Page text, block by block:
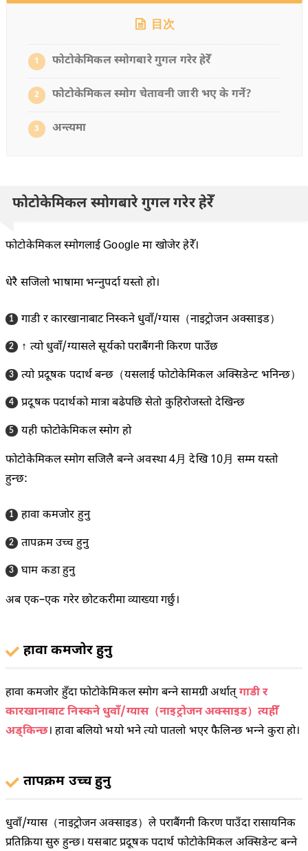
目次
1 फोटोकेमिकल स्मोगबारे गुगल गरेर हेरेँ
2 फोटोकेमिकल स्मोग चेतावनी जारी भए के गर्ने?
3 अन्त्यमा
फोटोकेमिकल स्मोगबारे गुगल गरेर हेरेँ
फोटोकेमिकल स्मोगलाई Google मा खोजेर हेरेँ।
धेरै सजिलो भाषामा भन्नुपर्दा यस्तो हो।
गाडी र कारखानाबाट निस्कने धुवाँ/ग्यास（नाइट्रोजन अक्साइड）
↑ त्यो धुवाँ/ग्यासले सूर्यको पराबैंगनी किरण पाउँछ
त्यो प्रदूषक पदार्थ बन्छ（यसलाई फोटोकेमिकल अक्सिडेन्ट भनिन्छ）
प्रदूषक पदार्थको मात्रा बढेपछि सेतो कुहिरोजस्तो देखिन्छ
यही फोटोकेमिकल स्मोग हो
फोटोकेमिकल स्मोग सजिलै बन्ने अवस्था 4月 देखि 10月 सम्म यस्तो
हुन्छ:
हावा कमजोर हुनु
तापक्रम उच्च हुनु
घाम कडा हुनु
अब एक–एक गरेर छोटकरीमा व्याख्या गर्छु।
हावा कमजोर हुनु
हावा कमजोर हुँदा फोटोकेमिकल स्मोग बन्ने सामग्री अर्थात्गाडी र
कारखानाबाट निस्कने धुवाँ/ग्यास（नाइट्रोजन अक्साइड）त्यहीँ
अड्किन्छ। हावा बलियो भयो भने त्यो पातलो भएर फैलिन्छ भन्ने कुरा हो।
तापक्रम उच्च हुनु
धुवाँ/ग्यास（नाइट्रोजन अक्साइड）ले पराबैंगनी किरण पाउँदा रासायनिक
प्रतिक्रिया सुरु हुन्छ। यसबाट प्रदूषक पदार्थ फोटोकेमिकल अक्सिडेन्ट बन्ने